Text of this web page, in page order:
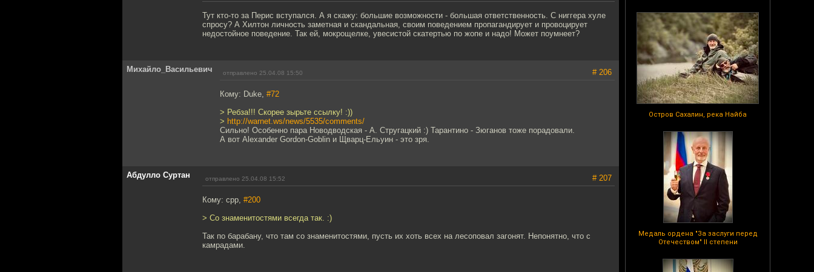
Остров Сахалин, река Найба
Медаль ордена "За заслуги перед
Отечеством" II степени
Тут кто-то за Перис вступался. А я скажу: большие возможности - большая ответственность. С ниггера хуле
спросу? А Хилтон личность заметная и скандальная, своим поведением пропагандирует и провоцирует
недостойное поведение. Так ей, мокрощелке, увесистой скатертью по жопе и надо! Может поумнеет?
Михайло_Васильевич отправлено 25.04.08 15:50 # 206
Кому: Duke, #72
> Ребза!!! Скорее зырьте ссылку! :))
> http://warnet.ws/news/5535/comments/
Сильно! Особенно пара Новодводская - А. Стругацкий :) Тарантино - Зюганов тоже порадовали.
А вот Alexander Gordon-Goblin и Щварц-Ельуин - это зря.
Абдулло Суртан отправлено 25.04.08 15:52 # 207
Кому: cpp, #200
> Со знаменитостями всегда так. :)
Так по барабану, что там со знаменитостями, пусть их хоть всех на лесоповал загонят. Непонятно, что с
камрадами.